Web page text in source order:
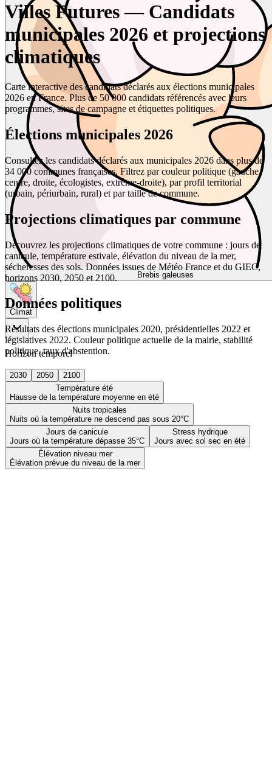
Brebis galeuses
Climat
Horizon temporel
2030 2050
2100
Température été
Hausse de la température moyenne en été
Nuits tropicales
Nuits où la température ne descend pas sous 20°C
Jours de canicule
Jours où la température dépasse 35°C
Stress hydrique
Jours avec sol sec en été
Élévation niveau mer
Élévation prévue du niveau de la mer
Villes Futures — Candidats
municipales 2026 et projections
climatiques
Carte interactive des candidats déclarés aux élections municipales
2026 en France. Plus de 50 000 candidats référencés avec leurs
programmes, sites de campagne et étiquettes politiques.
Élections municipales 2026
Consultez les candidats déclarés aux municipales 2026 dans plus de
34 000 communes françaises. Filtrez par couleur politique (gauche,
centre, droite, écologistes, extrême-droite), par profil territorial
(urbain, périurbain, rural) et par taille de commune.
Projections climatiques par commune
Découvrez les projections climatiques de votre commune : jours de
canicule, température estivale, élévation du niveau de la mer,
sécheresses des sols. Données issues de Météo France et du GIEC,
horizons 2030, 2050 et 2100.
Données politiques
Résultats des élections municipales 2020, présidentielles 2022 et
législatives 2022. Couleur politique actuelle de la mairie, stabilité
politique, taux d'abstention.